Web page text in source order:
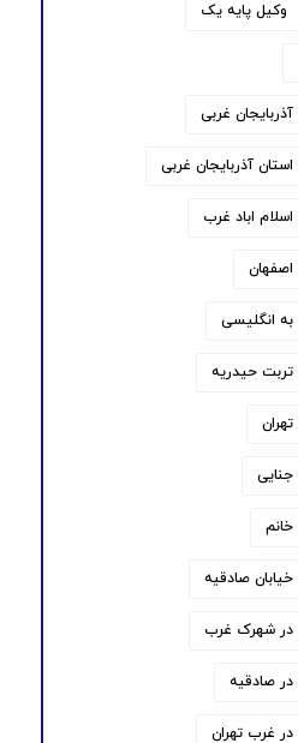
وکیل پایه یک
غربی
آذربایجان غربی
اباد غرب
انگلیسی
حیدریه
صادقیه
در شهرک غرب
صادقیه
غرب تهران